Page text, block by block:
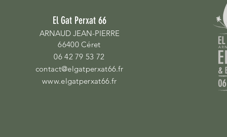
El Gat Perxat 66
ARNAUD JEAN-PIERRE
66400 Céret
06 42 79 53 72
contact@elgatperxat66.fr
www.elgatperxat66.fr